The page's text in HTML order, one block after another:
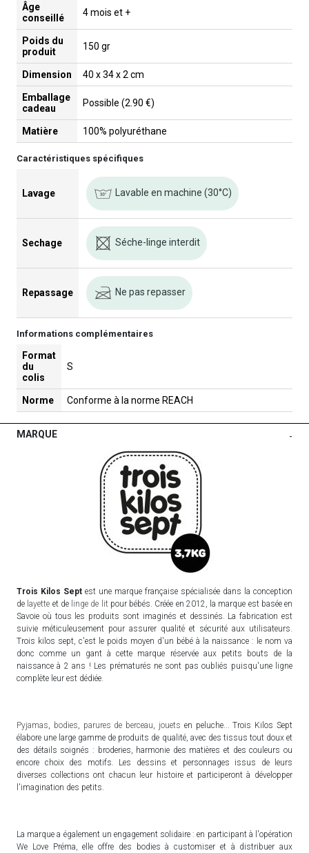
Âge
conseillé
4 mois et +
Poids du
produit
150 gr
Dimension 40 x 34 x 2 cm
Emballage
cadeau
Possible (2.90 €)
Matière 100% polyuréthane
Caractéristiques spécifiques
Lavage Lavable en machine (30°C)
Sechage Séche-linge interdit
Repassage Ne pas repasser
Informations complémentaires
Format
du
colis
S
Norme Conforme à la norme REACH
MARQUE -
Trois Kilos Sept est une marque française spécialisée dans la conception
de layette et de linge de litpour bébés. Créée en 2012, la marque est basée en
Savoie où tous les produits sont imaginés et dessinés. La fabrication est
suivie méticuleusement pour assurer qualité et sécurité aux utilisateurs.
Trois kilos sept, c'est le poids moyen d'un bébé à la naissance : le nom va
donc comme un gant à cette marque réservée aux petits bouts de la
naissance à 2 ans ! Les prématurés ne sont pas oubliés puisqu'une ligne
complète leur est dédiée.
Pyjamas bodies parures de berceau jouets en peluche... Trois Kilos Sept
élabore une large gamme de produits de qualité, avec des tissus tout doux et
des détails soignés : broderies, harmonie des matières et des couleurs ou
encore choix des motifs. Les dessins et personnages issus de leurs
diverses collections ont chacun leur histoire et participeront à développer
l'imagination des petits.
La marque a également un engagement solidaire : en participant à l'opération
We Love Préma, elle offre des bodies à customiser et à distribuer aux